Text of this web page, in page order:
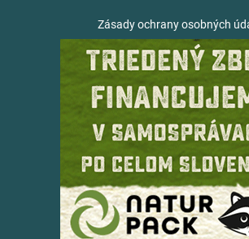
Zásady ochrany osobných